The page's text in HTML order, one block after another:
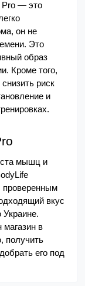
Pro — это
он не
Это
образ
Кроме того,
риск
и
мышц и
проверенным
вкус
Украине.
в
получить
его под